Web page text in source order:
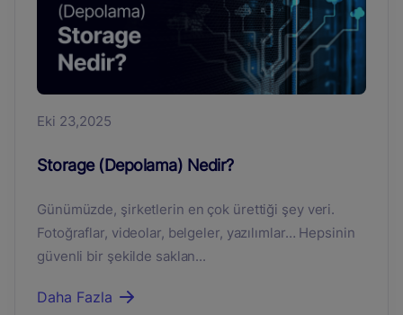
Eki 23,2025
Storage (Depolama) Nedir?
Günümüzde, şirketlerin en çok ürettiği şey veri.
Fotoğraflar, videolar, belgeler, yazılımlar… Hepsinin
güvenli bir şekilde saklan...
Daha Fazla